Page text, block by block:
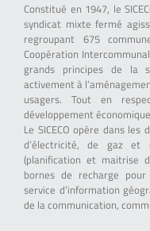
Constitué en 1947, le
syndicat mixte fermé
regroupant 675
Coopération
grands principes de la
activement à
usagers. Tout en
développement
Le SICECO opère dans
d’électricité, de gaz et
(planification et maitrise
bornes de recharge
service d’information
de la communication,